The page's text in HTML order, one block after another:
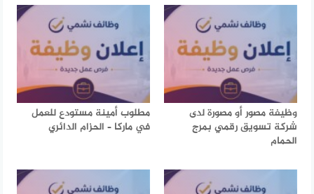
وظيفة مصور أو مصورة لدى
شركة تسويق رقمي بمرج
الحمام
مطلوب أمينة مستودع للعمل
في ماركا – الحزام الدائري